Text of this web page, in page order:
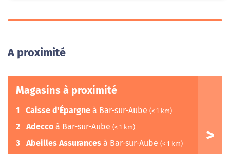
A proximité
Magasins à proximité
1 Caisse d'Épargne à Bar-sur-Aube (< 1 km)
2 Adecco à Bar-sur-Aube (< 1 km)
3 Abeilles Assurances à Bar-sur-Aube (< 1 km)